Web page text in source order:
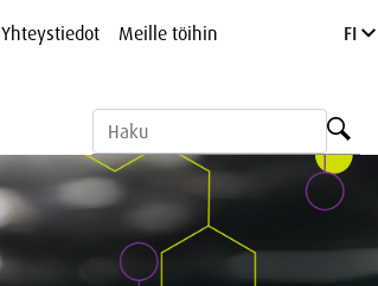
Yhteystiedot Meille töihin FI